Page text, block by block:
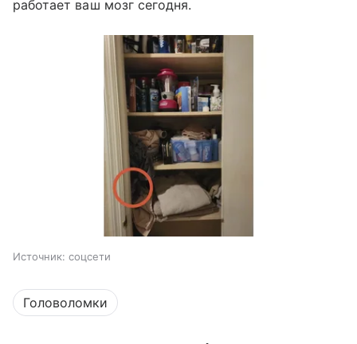
работает ваш мозг сегодня.
Источник: соцсети
Головоломки